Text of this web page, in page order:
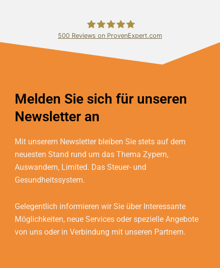
Bundschuh & Schmidt Holding Ltd.
500 Reviews on ProvenExpert.com
Melden Sie sich für unseren
Newsletter an
Mit unserem Newsletter bleiben Sie stets auf dem
neuesten Stand rund um das Thema Zypern,
Auswandern, Limited. Das Steuer- und
Gesundheitssystem.
Gelegentlich informieren wir Sie über Interessante
Möglichkeiten, neue Services oder spezielle Angebote
von uns oder in Verbindung mit unseren Partnern.